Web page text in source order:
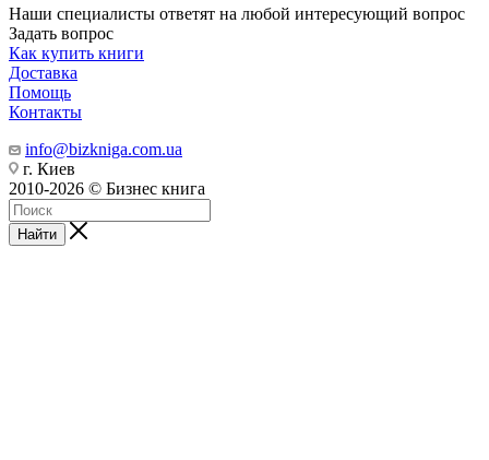
Наши специалисты ответят на любой интересующий вопрос
Задать вопрос
Как купить книги
Доставка
Помощь
Контакты
info@bizkniga.com.ua
г. Киев
2010-2026 © Бизнес книга
Найти